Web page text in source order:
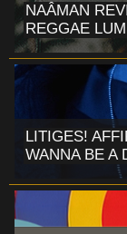
NAÂMAN
REGGAE
LITIGES!
WANNA BE A